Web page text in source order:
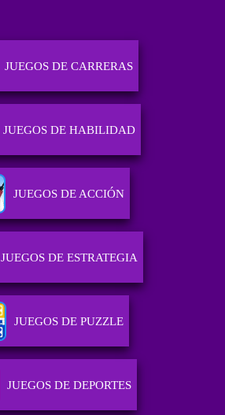
JUEGOS DE CARRERAS
JUEGOS DE HABILIDAD
JUEGOS DE ACCIÓN
JUEGOS DE ESTRATEGIA
JUEGOS DE PUZZLE
JUEGOS DE DEPORTES